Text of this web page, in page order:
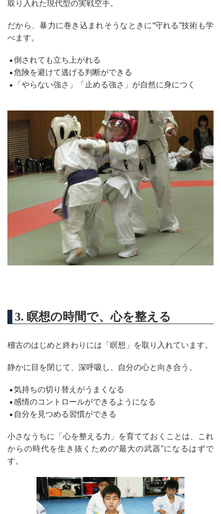
取り入れた現代型の実戦空手。
だから、暴力に巻き込まれそうなときに“守れる”技術も学
べます。
倒されても立ち上がれる
危険を避けて逃げる判断ができる
「やらない強さ」「止める強さ」が自然に身につく
3. 瞑想の時間で、心を整える
稽古のはじめと終わりには「瞑想」を取り入れています。
静かに目を閉じて、深呼吸し、自分の心と向き合う。
気持ちの切り替えがうまくなる
感情のコントロールができるようになる
自分を見つめる習慣ができる
小さなうちに「心を整える力」を育てておくことは、これ
からの時代を生き抜くための“最大の武器”になるはずで
す。